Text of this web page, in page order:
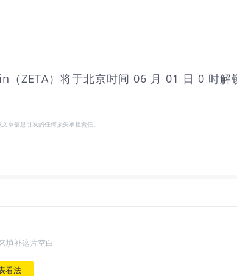
ZETA）将于北京时间 06 月 01 日 0 时解
章信息引发的任何损失承担责任。
填补这片空白
看法